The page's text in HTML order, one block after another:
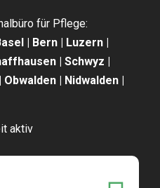
für Pflege:
| Bern | Luzern |
| Schwyz |
| Nidwalden |
aktiv